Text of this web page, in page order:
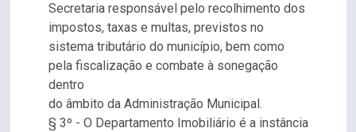
Secretaria responsável pelo recolhimento dos
impostos, taxas e multas, previstos no
sistema tributário do município, bem como
pela fiscalização e combate à sonegação
dentro
do âmbito da Administração Municipal.
§ 3º - O Departamento Imobiliário é a instância